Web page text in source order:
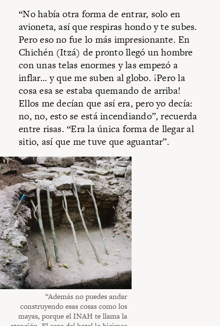
“No había otra forma de entrar, solo en
avioneta, así que respiras hondo y te subes.
Pero eso no fue lo más impresionante. En
Chichén (Itzá) de pronto llegó un hombre
con unas telas enormes y las empezó a
inflar… y que me suben al globo. ¡Pero la
cosa esa se estaba quemando de arriba!
Ellos me decían que así era, pero yo decía:
no, no, esto se está incendiando”, recuerda
entre risas. “Era la única forma de llegar al
sitio, así que me tuve que aguantar”.
“Además no puedes andar
construyendo esas cosas como los
mayas, porque el INAH te llama la